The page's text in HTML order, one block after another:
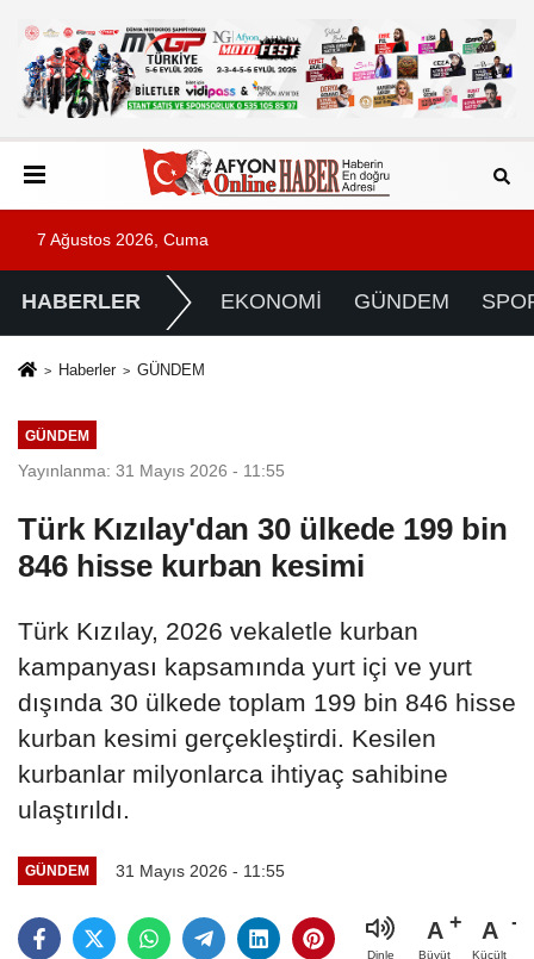
7 Ağustos 2026, Cuma
HABERLER EKONOMİ GÜNDEM
Haberler GÜNDEM
GÜNDEM
Yayınlanma: 31 Mayıs 2026 - 11:55
Türk Kızılay'dan 30 ülkede 199 bin
846 hisse kurban kesimi
Türk Kızılay, 2026 vekaletle kurban
kampanyası kapsamında yurt içi ve yurt
dışında 30 ülkede toplam 199 bin 846 hisse
kurban kesimi gerçekleştirdi. Kesilen
kurbanlar milyonlarca ihtiyaç sahibine
ulaştırıldı.
GÜNDEM 31 Mayıs 2026 - 11:55
Dinle
A
Büyüt
A
Küçült